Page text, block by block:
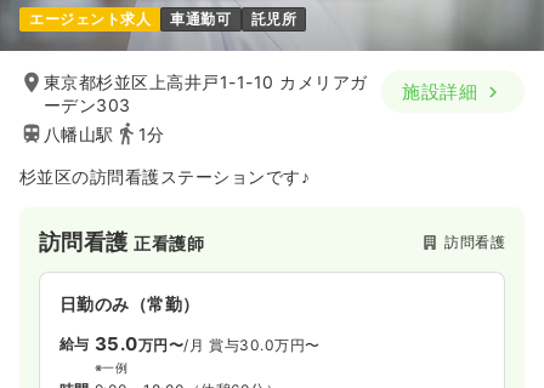
年間休日120日
4週8休以上 月給34万円以上可
その他正看護師
給与 25.8万円/月
日勤のみ（パート）
給与 時給1,600〜2,300円
時間 8:30～17:00（休憩60分）
担当業務未経験可
気になる
給与 3.5万円〜/回
時間
担当業務未経験可
エージェント求人 車通勤可 託児所
東京都杉並区上高井戸1-1-10 カメリアガ
ーデン303
八幡山駅
1分
施設詳細
杉並区の訪問看護ステーションです♪
訪問看護正看護師 訪問看護
日勤のみ（常勤）
給与 35.0万円〜/月 賞与30.0万円〜
※一例